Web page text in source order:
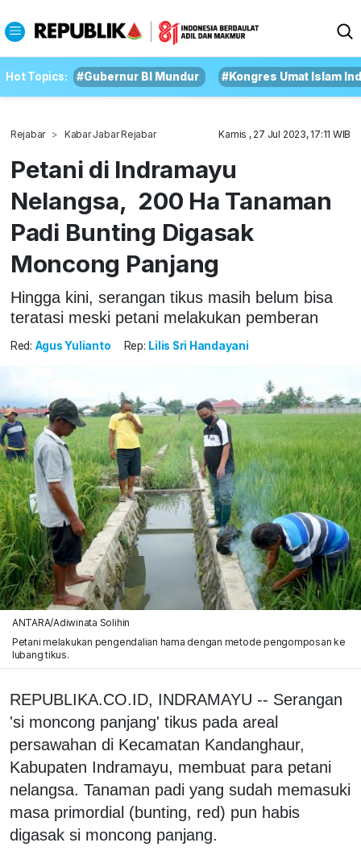
Hot Topics: #Gubernur BI Mundur #Kongres Umat Islam
Rejabar Kabar Jabar Rejabar Kamis , 27 Jul 2023, 17:11 WIB
Petani di Indramayu
Nelangsa, 200 Ha Tanaman
Padi Bunting Digasak
Moncong Panjang
Hingga kini, serangan tikus masih belum bisa
teratasi meski petani melakukan pemberan
Red: Agus Yulianto Rep: Lilis Sri Handayani
ANTARA/Adiwinata Solihin
Petani melakukan pengendalian hama dengan metode pengomposan ke
lubang tikus.
REPUBLIKA.CO.ID, INDRAMAYU -- Serangan
'si moncong panjang' tikus pada areal
persawahan di Kecamatan Kandanghaur,
Kabupaten Indramayu, membuat para petani
nelangsa. Tanaman padi yang sudah memasuki
masa primordial (bunting, red) pun habis
digasak si moncong panjang.